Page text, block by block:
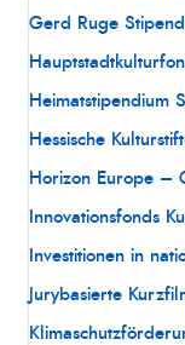
Gerd Ruge
Heimatstipendium
Hessische
Horizon Europe –
Innovationsfonds
Investitionen in
Jurybasierte